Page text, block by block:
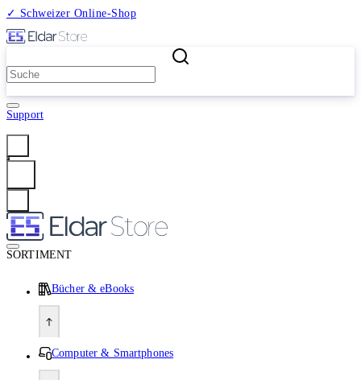
✓ Schweizer Online-Shop
Support
SORTIMENT
Bücher & eBooks
Computer & Smartphones